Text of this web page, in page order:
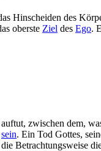
Hinscheiden des
oberste Ziel des Ego.
zwischen dem,
sein. Ein Tod Gottes,
Betrachtungsweise